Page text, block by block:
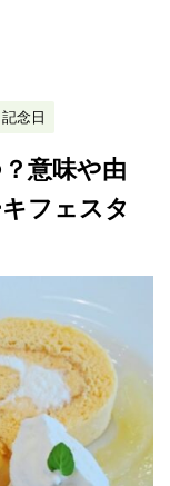
念日
意味や由
フェスタ